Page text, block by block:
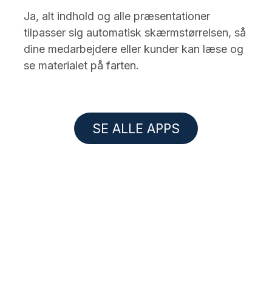
Ja, alt indhold og alle præsentationer
tilpasser sig automatisk skærmstørrelsen, så
dine medarbejdere eller kunder kan læse og
se materialet på farten.
SE ALLE APPS​​​​​​